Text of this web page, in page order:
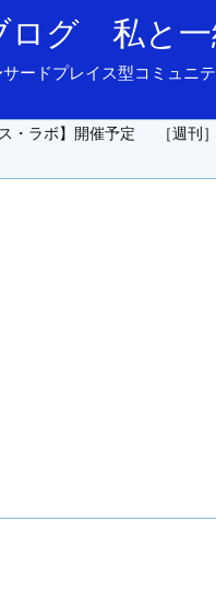
ログ 私と
ードプレイス型コミュニ
・ラボ】開催予定 ［週刊